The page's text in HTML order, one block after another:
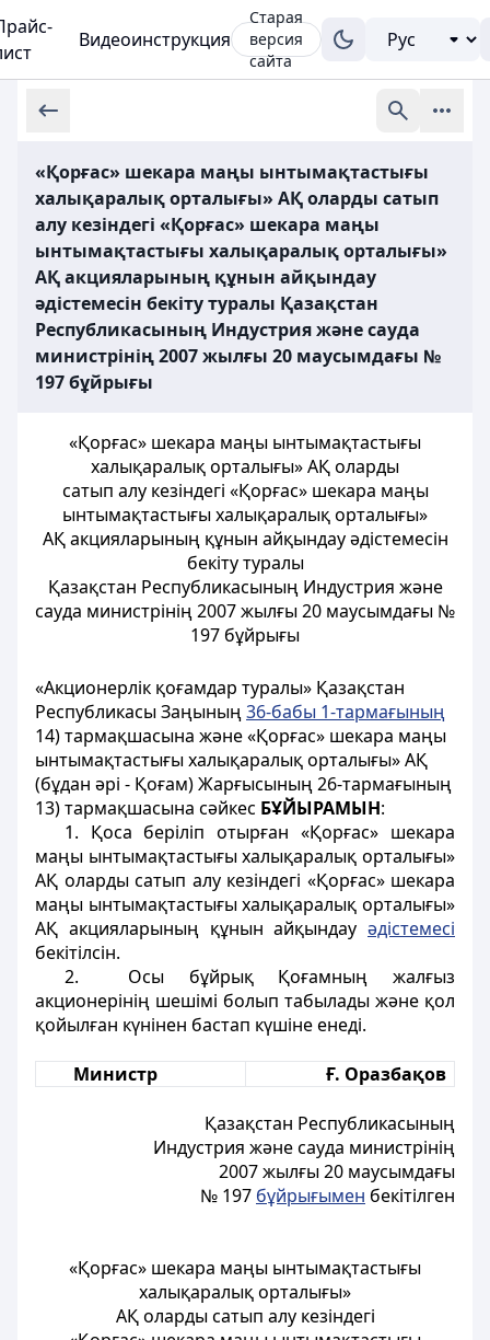
Видеоинструкция
Старая
версия
сайта
«Қорғас» шекара маңы ынтымақтастығы
халықаралық орталығы» АҚ оларды сатып
алу кезіндегі «Қорғас» шекара маңы
ынтымақтастығы халықаралық орталығы»
АҚ акцияларының құнын айқындау
әдістемесін бекіту туралы Қазақстан
Республикасының Индустрия және сауда
министрінің 2007 жылғы 20 маусымдағы №
197 бұйрығы
«Қорғас» шекара маңы ынтымақтастығы
халықаралық орталығы» АҚ оларды
сатып алу кезіндегі «Қорғас» шекара маңы
ынтымақтастығы халықаралық орталығы»
АҚ акцияларының құнын айқындау әдістемесін
бекіту туралы
Қазақстан Республикасының Индустрия және
сауда министрінің 2007 жылғы 20 маусымдағы №
197 бұйрығы
«Акционерлік қоғамдар туралы» Қазақстан
Республикасы Заңының36-бабы 1-тармағының
14) тармақшасына және «Қорғас» шекара маңы
ынтымақтастығы халықаралық орталығы» АҚ
(бұдан әрі - Қоғам) Жарғысының 26-тармағының
13) тармақшасына сәйкес БҰЙЫРАМЫН:
1. Қоса беріліп отырған «Қорғас» шекара
маңы ынтымақтастығы халықаралық орталығы»
АҚ оларды сатып алу кезіндегі «Қорғас» шекара
маңы ынтымақтастығы халықаралық орталығы»
АҚ акцияларының құнын айқындау әдістемесі
бекітілсін.
2. Осы бұйрық Қоғамның жалғыз
акционерінің шешімі болып табылады және қол
қойылған күнінен бастап күшіне енеді.
Министр Ғ. Оразбақов
Қазақстан Республикасының
Индустрия және сауда министрінің
2007 жылғы 20 маусымдағы
№ 197 бұйрығымен бекітілген
«Қорғас» шекара маңы ынтымақтастығы
халықаралық орталығы»
АҚ оларды сатып алу кезіндегі